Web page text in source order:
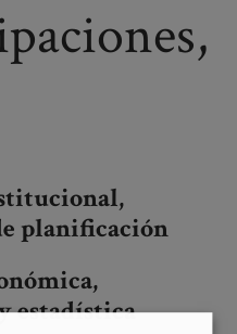
planificación
estadística